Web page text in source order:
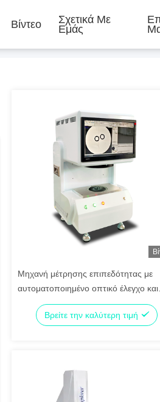
Βίντεο
Σχετικά Με
Εμάς
Μηχανή μέτρησης επιπεδότητας με
αυτοματοποιημένο οπτικό έλεγχο και
σύστημα όρασης CNC που
ακριβή μέτρηση επιπεδότητας για
Βρείτε την καλύτερη τιμή